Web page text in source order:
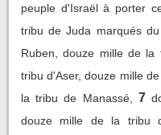
peuple d'Israël à porter
tribu de Juda marqués
Ruben, douze mille de la
tribu d'Aser, douze mille
la tribu de Manassé,
7
douze mille de la tribu